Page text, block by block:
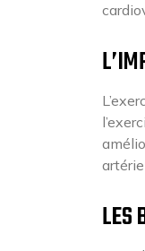
LES